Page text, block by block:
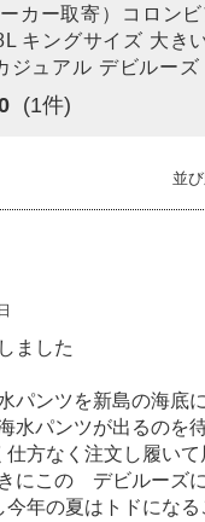
カー取寄）コロン
キングサイズ 大き
ジュアル デビルーズ
(1件)
並び
ました
パンツを新島の海底
水パンツが出るのを
仕方なく注文し履い
にこの デビルーズ
年の夏はトドになる